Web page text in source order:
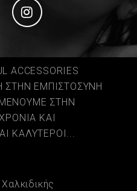
Social
ACCESSORIES
ΣΤΗΝ ΕΜΠΙΣΤΟΣΥΝΗ
ΣΤΗΝ
ΚΑΙ
ΚΑΛΥΤΕΡΟΙ...